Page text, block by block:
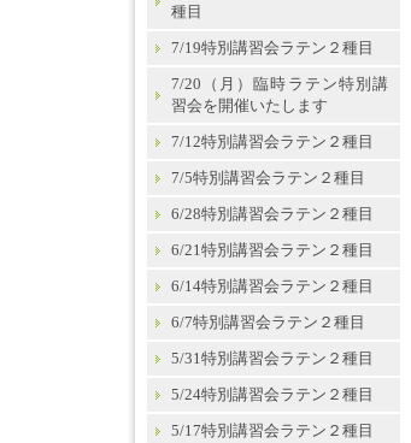
種目
7/19特別講習会ラテン２種目
7/20（月）臨時ラテン特別講
習会を開催いたします
7/12特別講習会ラテン２種目
7/5特別講習会ラテン２種目
6/28特別講習会ラテン２種目
6/21特別講習会ラテン２種目
6/14特別講習会ラテン２種目
6/7特別講習会ラテン２種目
5/31特別講習会ラテン２種目
5/24特別講習会ラテン２種目
5/17特別講習会ラテン２種目